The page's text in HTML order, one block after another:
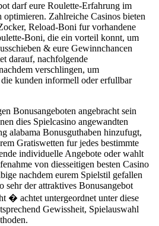
darf eure Roulette-Erfahrung im
Zahlreiche Casinos bieten
Reload-Boni fur vorhandene
Boni, die ein vorteil konnt, um
& eure Gewinnchancen
darauf, nachfolgende
verschlingen, um
kunden informell oder erfullbar
Bonusangeboten angebracht sein
dies Spielcasino angewandten
alabama Bonusguthaben hinzufugt,
Gratiswetten fur jedes bestimmte
individuelle Angebote oder wahlt
von diesseitigen besten Casino
nachdem eurem Spielstil gefallen
sehr der attraktives Bonusangebot
� achtet untergeordnet unter diese
Gewissheit, Spielauswahl